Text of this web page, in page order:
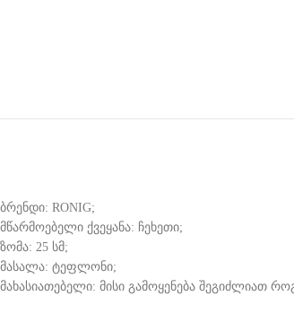
ბრენდი: RONIG;
მწარმოებელი ქვეყანა: ჩეხეთი;
ზომა: 25 სმ;
მასალა: ტეფლონი;
მახასიათებელი: მისი გამოყენება შეგიძლიათ